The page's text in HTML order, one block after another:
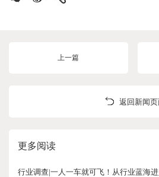
上一篇
返回新闻
更多阅读
行业调查|一人一车就可飞！从行业蓝海